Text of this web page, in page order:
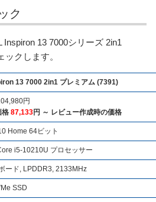
ク
Inspiron 13 7000シリーズ 2in1
クします。
13 7000 2in1 プレミアム (7391)
円
格 87,133円 ～ レビュー作成時の価格
Home 64ビット
i5-10210U プロセッサー
ード, LPDDR3, 2133MHz
SSD